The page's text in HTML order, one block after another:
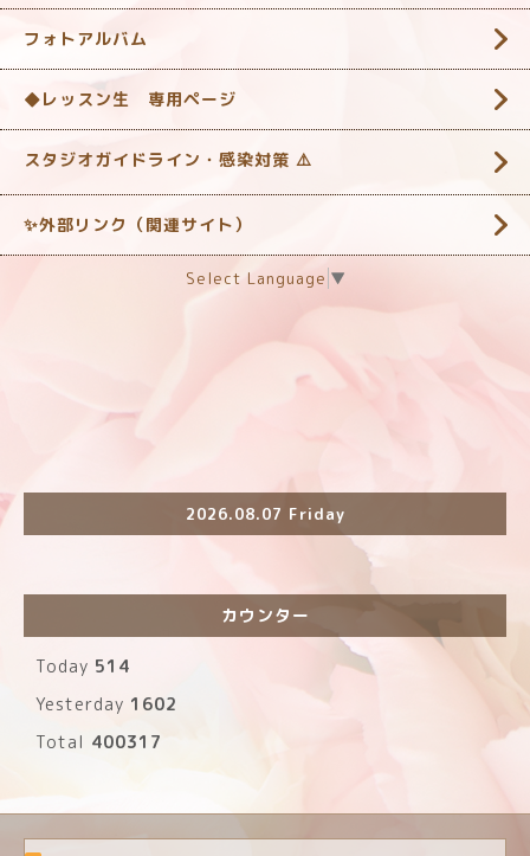
フォトアルバム
◆レッスン生 専用ページ
スタジオガイドライン・感染対策 ‎⚠️
✨外部リンク（関連サイト）
Select Language ▼
2026.08.07 Friday
カウンター
Today 514
Yesterday 1602
Total 400317